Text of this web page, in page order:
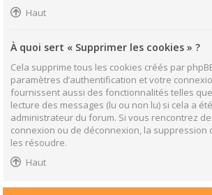
Haut
À quoi sert « Supprimer les cookies » ?
Cela supprime tous les cookies créés par
paramètres d’authentification et votre
fournissent aussi des fonctionnalités telles
lecture des messages (lu ou non lu) si cela a
administrateur du forum. Si vous rencontrez
connexion ou de déconnexion, la suppression
les résoudre.
Haut